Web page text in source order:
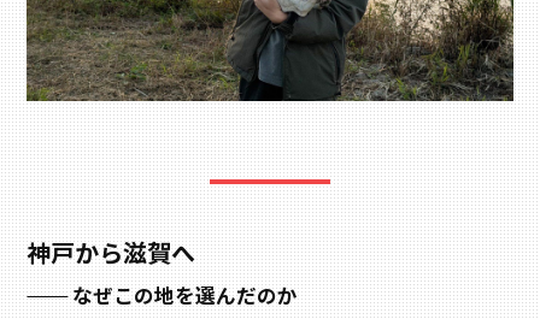
神戸から滋賀へ
なぜこの地を選んだのか